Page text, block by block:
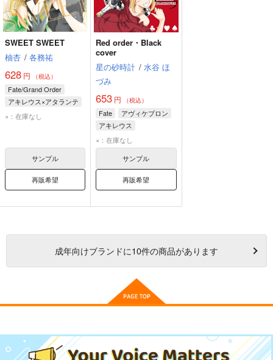
SWEET SWEET
柚杏 / 各務祐
628 円 （税込）
Fate/Grand Order
アキレウス×アタランテ
アキレウス
×：在庫なし
サンプル
再販希望
Red order・Black
cover
星の砂時計 / 水谷 ほ
づみ
653 円 （税込）
Fate
アヴィケブロン
アキレウス
スパルタクス
×：在庫なし
サンプル
再販希望
成年向けブランドに10件の商品があります